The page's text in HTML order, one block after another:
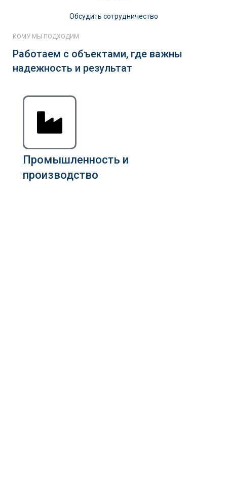
Обсудить сотрудничество
КОМУ МЫ ПОДХОДИМ
Работаем с объектами, где важны
надежность и результат
Промышленность и
производство